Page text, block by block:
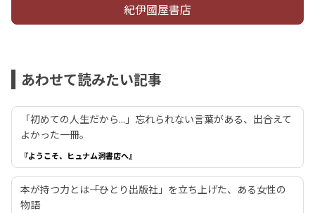
紀伊國屋書店
あわせて読みたい記事
「初めての人生だから...」忘れられない言葉がある、出合えて
よかった一冊。
『ようこそ、ヒュナム洞書店へ』
本が持つ力とは――「ひとり出版社」を立ち上げた、ある女性の
物語